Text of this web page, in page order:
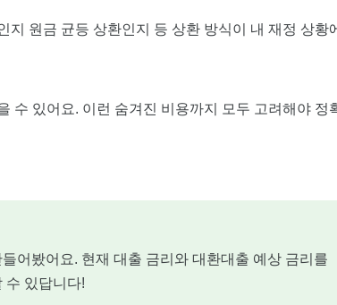
지 원금 균등 상환인지 등 상환 방식이 내 재정 상황
수 있어요. 이런 숨겨진 비용까지 모두 고려해야 정
어봤어요. 현재 대출 금리와 대환대출 예상 금리를
수 있답니다!